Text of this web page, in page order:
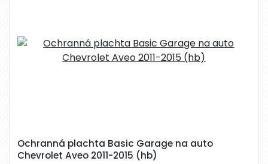
Ochranná plachta Basic Garage na auto
Chevrolet Aveo 2011-2015 (hb)